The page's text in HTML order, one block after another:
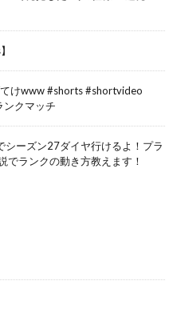
てけwww #shorts #shortvideo
クマッチ
ーズン27ダイヤ行けるよ！プラ
でランクの動き方教えます！